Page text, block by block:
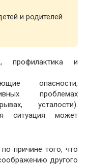
и родителей
профилактика и
опасности,
проблемах
усталости).
ситуация может
причине того, что
другого